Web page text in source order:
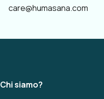
care@humasana.com
Chi siamo?